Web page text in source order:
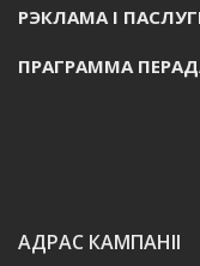
РЭКЛАМА I
ПРАГРАММА
АДРАС КАМПАНІІ